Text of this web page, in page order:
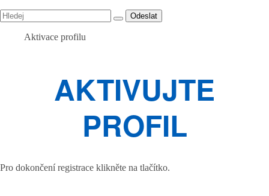
Odeslat
Aktivace profilu
AKTIVUJTE
PROFIL
Pro dokončení registrace klikněte na tlačítko.